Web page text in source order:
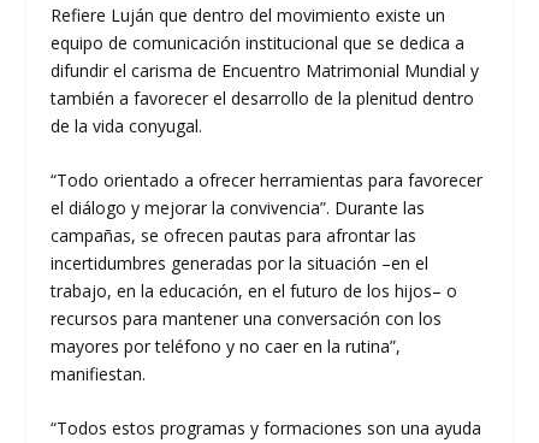
Refiere Luján que dentro del movimiento existe un
equipo de comunicación institucional que se dedica a
difundir el carisma de Encuentro Matrimonial Mundial y
también a favorecer el desarrollo de la plenitud dentro
de la vida conyugal.
“Todo orientado a ofrecer herramientas para favorecer
el diálogo y mejorar la convivencia”. Durante las
campañas, se ofrecen pautas para afrontar las
incertidumbres generadas por la situación –en el
trabajo, en la educación, en el futuro de los hijos– o
recursos para mantener una conversación con los
mayores por teléfono y no caer en la rutina”,
manifiestan.
“Todos estos programas y formaciones son una ayuda